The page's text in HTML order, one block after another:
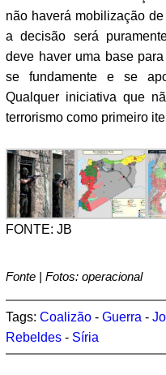
não haverá mobilização
a decisão será
deve haver uma base
se fundamente e se
Qualquer iniciativa que
terrorismo como primeiro
FONTE: JB
Fonte | Fotos: operacional
Tags: Coalizão - Guerra -
Rebeldes - Síria